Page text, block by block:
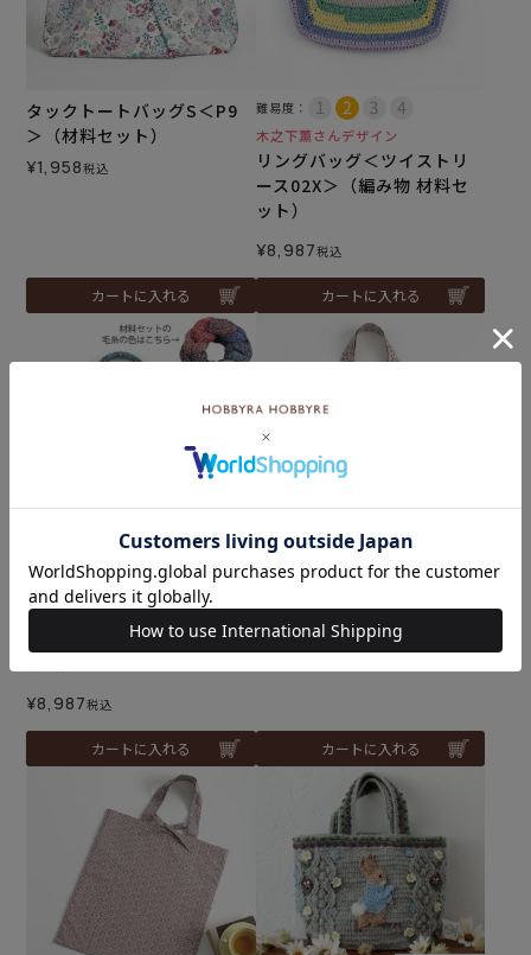
タックトートバッグS＜P9
＞（材料セット）
¥1,958税込
カートに入れる
難易度：
木之下薫さんデザイン
リングバッグ＜ツイストリ
ース02X＞（編み物 材料セ
ット）
¥8,987税込
カートに入れる
木之下薫さんデザイン
リングバッグ＜ツイストリ
ース04X＞（編み物 材料セ
¥8,987税込
カートに入れる
ヨークバッグ＜P2＞（材料
セット）
3,806 税込
カートに入れる